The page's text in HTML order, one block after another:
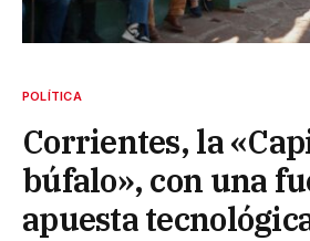
POLÍTICA
Corrientes, la
búfalo», con una
apuesta